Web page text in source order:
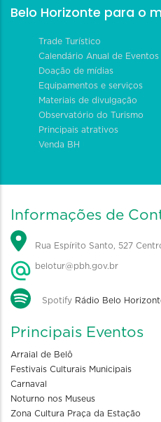
Belo Horizonte para o
Trade Turístico
Calendário Anual de Eventos
Doação de mídias
Equipamentos e serviços
Materiais de divulgação
Observatório do Turismo
Principais atrativos
Venda BH
Informações de
Rua Espírito Santo, 527
belotur@pbh.gov.br
Spotify Rádio Belo
Principais Eventos
Arraial de Belô
Festivais Culturais Municipais
Carnaval
Noturno nos Museus
Zona Cultura Praça da Estação